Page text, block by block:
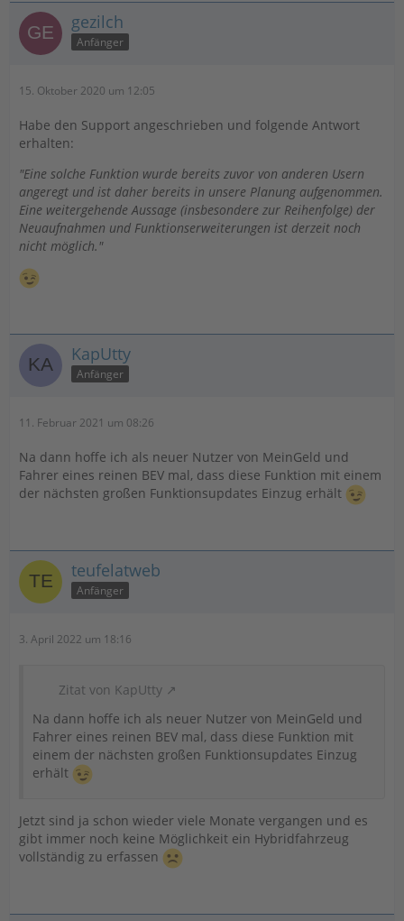
gezilch
Anfänger
15. Oktober 2020 um 12:05
Habe den Support angeschrieben und folgende Antwort
erhalten:
"Eine solche Funktion wurde bereits zuvor von anderen Usern
angeregt und ist daher bereits in unsere Planung aufgenommen.
Eine weitergehende Aussage (insbesondere zur Reihenfolge) der
Neuaufnahmen und Funktionserweiterungen ist derzeit noch
nicht möglich."
KapUtty
Anfänger
11. Februar 2021 um 08:26
Na dann hoffe ich als neuer Nutzer von MeinGeld und
Fahrer eines reinen BEV mal, dass diese Funktion mit einem
der nächsten großen Funktionsupdates Einzug erhält
teufelatweb
Anfänger
3. April 2022 um 18:16
Zitat von KapUtty
Na dann hoffe ich als neuer Nutzer von MeinGeld und
Fahrer eines reinen BEV mal, dass diese Funktion mit
einem der nächsten großen Funktionsupdates Einzug
erhält
Jetzt sind ja schon wieder viele Monate vergangen und es
gibt immer noch keine Möglichkeit ein Hybridfahrzeug
vollständig zu erfassen